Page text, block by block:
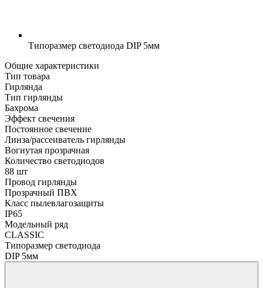
Типоразмер светодиода DIP 5мм
Общие характеристики
Тип товара
Гирлянда
Тип гирлянды
Бахрома
Эффект свечения
Постоянное свечение
Линза/рассеиватель гирлянды
Вогнутая прозрачная
Количество светодиодов
88 шт
Провод гирлянды
Прозрачный ПВХ
Класс пылевлагозащиты
IP65
Модельный ряд
CLASSIC
Типоразмер светодиода
DIP 5мм